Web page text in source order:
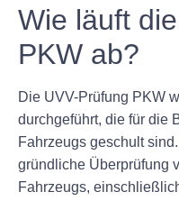
Wie läuft
PKW ab?
Die UVV-Prüfung PKW
durchgeführt, die für die
Fahrzeugs geschult
gründliche Überprüfung
Fahrzeugs,